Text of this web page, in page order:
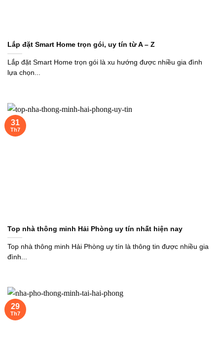
Lắp đặt Smart Home trọn gói, uy tín từ A – Z
Lắp đặt Smart Home trọn gói là xu hướng được nhiều gia đình
lựa chọn...
Top nhà thông minh Hải Phòng uy tín nhất hiện nay
Top nhà thông minh Hải Phòng uy tín là thông tin được nhiều gia
đình...
31
Th7
29
Th7